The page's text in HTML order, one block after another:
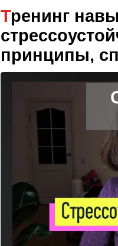
Тренинг навыка
принципы,